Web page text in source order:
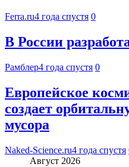
Ferra.ru4 года спустя 0
В России
Рамблер4 года спустя 0
Европейское
создает
мусора
Naked-Science.ru4 года спустя
Август 2026